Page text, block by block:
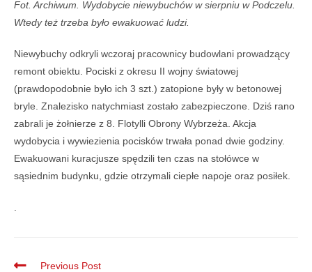
Fot. Archiwum. Wydobycie niewybuchów w sierpniu w Podczelu.
Wtedy też trzeba było ewakuować ludzi.
Niewybuchy odkryli wczoraj pracownicy budowlani prowadzący
remont obiektu. Pociski z okresu II wojny światowej
(prawdopodobnie było ich 3 szt.) zatopione były w betonowej
bryle. Znalezisko natychmiast zostało zabezpieczone. Dziś rano
zabrali je żołnierze z 8. Flotylli Obrony Wybrzeża. Akcja
wydobycia i wywiezienia pocisków trwała ponad dwie godziny.
Ewakuowani kuracjusze spędzili ten czas na stołówce w
sąsiednim budynku, gdzie otrzymali ciepłe napoje oraz posiłek.
Previous Post